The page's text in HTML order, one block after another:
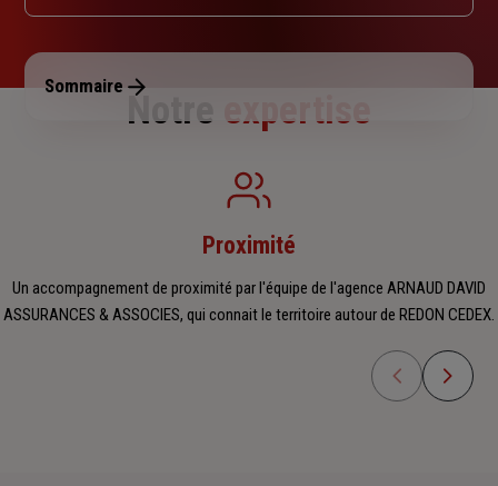
Dimanche : Fermé
Sommaire
Notre expertise
Proximité
Un accompagnement de proximité par l'équipe de l'agence ARNAUD DAVID
ASSURANCES & ASSOCIES, qui connait le territoire autour de REDON CEDEX.